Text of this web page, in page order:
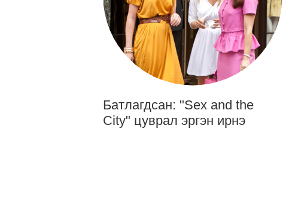
Батлагдсан: "Sex and the
City" цуврал эргэн ирнэ